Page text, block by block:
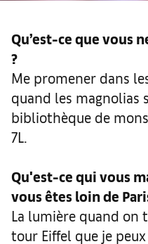
Qu’est-ce que vous
?
Me promener dans
quand les magnolias
bibliothèque de
7L.
Qu'est-ce qui vous
vous êtes loin de
La lumière quand on
tour Eiffel que je